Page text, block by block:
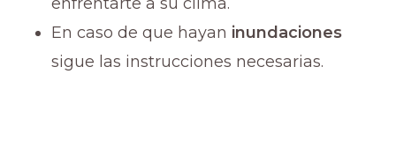
En caso de que hayan inundaciones
sigue las instrucciones necesarias.